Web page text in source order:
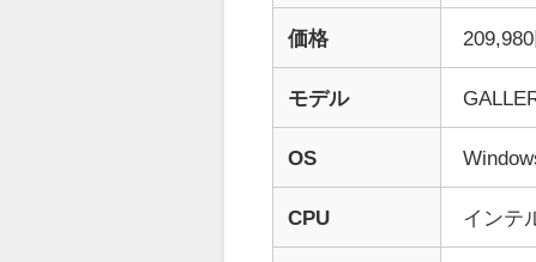
価格 209,980
モデル
OS
CPU インテ